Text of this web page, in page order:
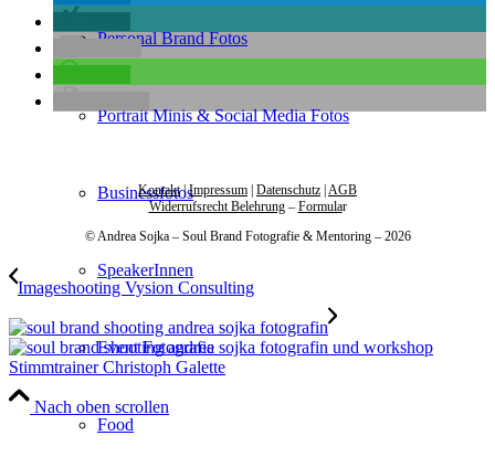
Personal Brand Fotos
Portrait Minis & Social Media Fotos
Businessfotos
SpeakerInnen
Event Fotografie
Food
Kontakt|Impressum Datenschutz AGB
Widerrufsrecht Belehrung– Formular
© Andrea Sojka – Soul Brand Fotografie & Mentoring – 2026
Imageshooting Vysion Consulting
Stimmtrainer Christoph Galette
Nach oben scrollen